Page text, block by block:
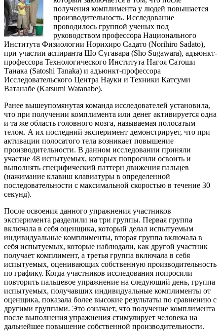
получения комплимента у людей повышается
производительность. Исследование
проводилось группой ученых под
руководством профессора Национального
Института Физиологии Норихиро Садато (Norihiro Sadato),
при участии аспиранта Шо Сугавара (Sho Sugawara), адъюнкт-
профессора Технологического Института Нагоя Сатоши
Танака (Satoshi Tanaka) и адъюнкт-профессора
Исследовательского Центра Науки и Техники Катсуми
Ватанабе (Katsumi Watanabe).
Ранее вышеупомянутая команда исследователей установила,
что при получении комплимента или денег активируется одна
и та же область головного мозга, называемая полосатым
телом. А их последний эксперимент демонстрирует, что при
активации полосатого тела возникает повышение
производительности. В данном исследовании приняли
участие 48 испытуемых, которых попросили освоить и
выполнять специфический паттерн движения пальцев
(нажимание клавиш клавиатуры в определенной
последовательности с максимальной скоростью в течение 30
секунд).
После освоения данного упражнения участников
эксперимента разделили на три группы. Первая группа
включала в себя оценщика, который делал испытуемым
индивидуальные комплименты, вторая группа включала в
себя испытуемых, которые наблюдали, как другой участник
получает комплимент, а третья группа включала в себя
испытуемых, оценивающих собственную производительность
по графику. Когда участников исследования попросили
повторить пальцевое упражнение на следующий день, группа
испытуемых, получавших индивидуальные комплименты от
оценщика, показала более высокие результаты по сравнению с
другими группами. Это означает, что получение комплимента
после выполнения упражнения стимулирует человека на
дальнейшее повышение собственной производительности.